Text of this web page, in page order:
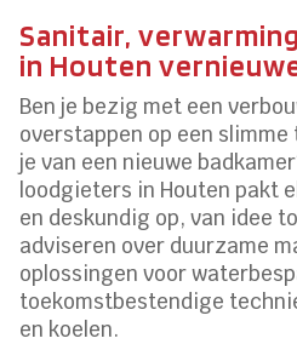
Sanitair,
in Houten
Ben je bezig met een
overstappen op een
je van een nieuwe
loodgieters in Houten pakt
en deskundig op, van idee
adviseren over duurzame
oplossingen voor
toekomstbestendige
en koelen.